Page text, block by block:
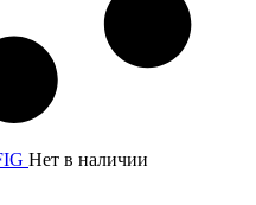
Нет в наличии